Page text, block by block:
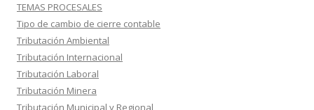
TEMAS PROCESALES
Tipo de cambio de cierre contable
Tributación Ambiental
Tributación Internacional
Tributación Laboral
Tributación Minera
Tributación Municipal y Regional